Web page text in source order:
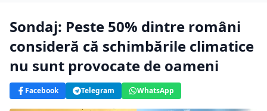
Sondaj: Peste 50% dintre români
consideră că schimbările climatice
nu sunt provocate de oameni
Facebook Telegram WhatsApp